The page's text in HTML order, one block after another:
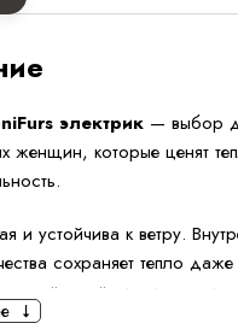
электрик — выбор
женщин, которые ценят
и устойчива к ветру.
сохраняет тепло
остаётся лёгким и